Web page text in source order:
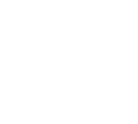
导小组办公室公布两个专项